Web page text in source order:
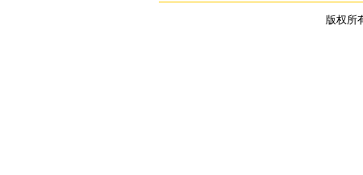
版权所